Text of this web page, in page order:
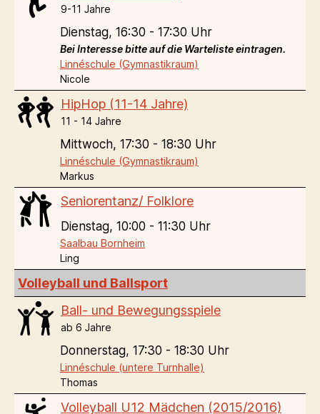
9-11 Jahre
Dienstag, 16:30 - 17:30 Uhr
Bei Interesse bitte auf die Warteliste eintragen.
Linnéschule (Gymnastikraum)
Nicole
HipHop (11-14 Jahre)
11 - 14 Jahre
Mittwoch, 17:30 - 18:30 Uhr
Linnéschule (Gymnastikraum)
Markus
Seniorentanz/ Folklore
Dienstag, 10:00 - 11:30 Uhr
Saalbau Bornheim
Ling
Volleyball und Ballsport
Ball- und Bewegungsspiele
ab 6 Jahre
Donnerstag, 17:30 - 18:30 Uhr
Linnéschule (untere Turnhalle)
Thomas
Volleyball U12 Mädchen (2015/2016)